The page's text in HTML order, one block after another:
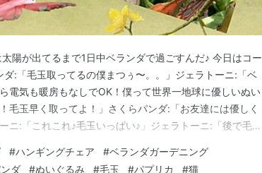
陽が出てるまで1日中ベランダで過ごすんだ♪ 今日はコー
ダ:「毛玉取ってるの僕まつぅ〜。。」ジェラトーニ:「ベ
電気も暖房もなしでOK！僕って世界一地球に優しいぬい
毛玉早く取ってよ！」さくらパンダ:「お友達には優しく
ニ:「これこれ♪毛玉いっぱい♪」ジェラトーニ:「後で毛玉
わらないけどどんどん大きくなってる！」ジェラトーニ:
#ハンギングチェア #ベランダガーデニング
ダ #ぬいぐるみ #毛玉 #パプリカ #猫